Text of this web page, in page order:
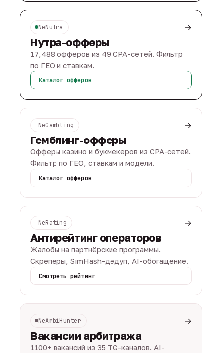
NeNutra →
Нутра-офферы
17,488 офферов из 49 CPA-сетей. Фильтр
по ГЕО и ставкам.
Каталог офферов
NeGambling →
Гемблинг-офферы
Офферы казино и букмекеров из CPA-сетей.
Фильтр по ГЕО, ставкам и модели.
Каталог офферов
NeRating →
Антирейтинг операторов
Жалобы на партнёрские программы.
Скреперы, SimHash-дедуп, AI-обогащение.
Смотреть рейтинг
NeArbiHunter →
Вакансии арбитража
1100+ вакансий из 35 TG-каналов. AI-